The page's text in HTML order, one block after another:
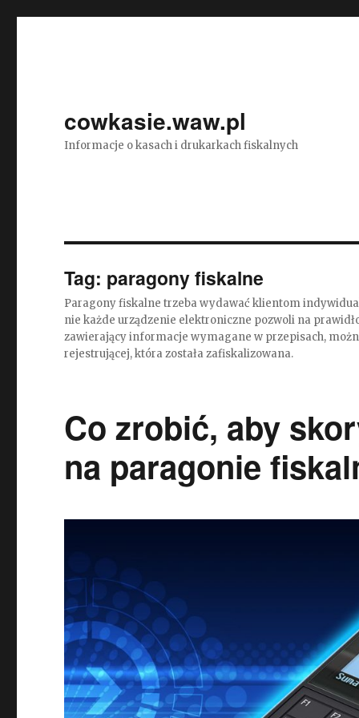
cowkasie.waw.pl
Informacje o kasach i drukarkach fiskalnych
Tag: paragony fiskalne
Paragony fiskalne trzeba wydawać klientom
nie każde urządzenie elektroniczne pozwoli na
zawierający informacje wymagane w przepisach,
rejestrującej, która została zafiskalizowana.
Co zrobić, aby
na paragonie